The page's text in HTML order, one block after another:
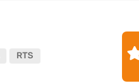
RTS